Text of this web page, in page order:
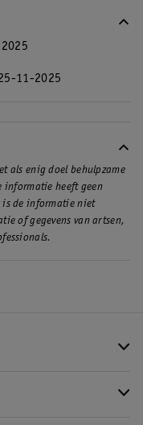
11-2025
als enig doel behulpzame
informatie heeft geen
is de informatie niet
of gegevens van artsen,